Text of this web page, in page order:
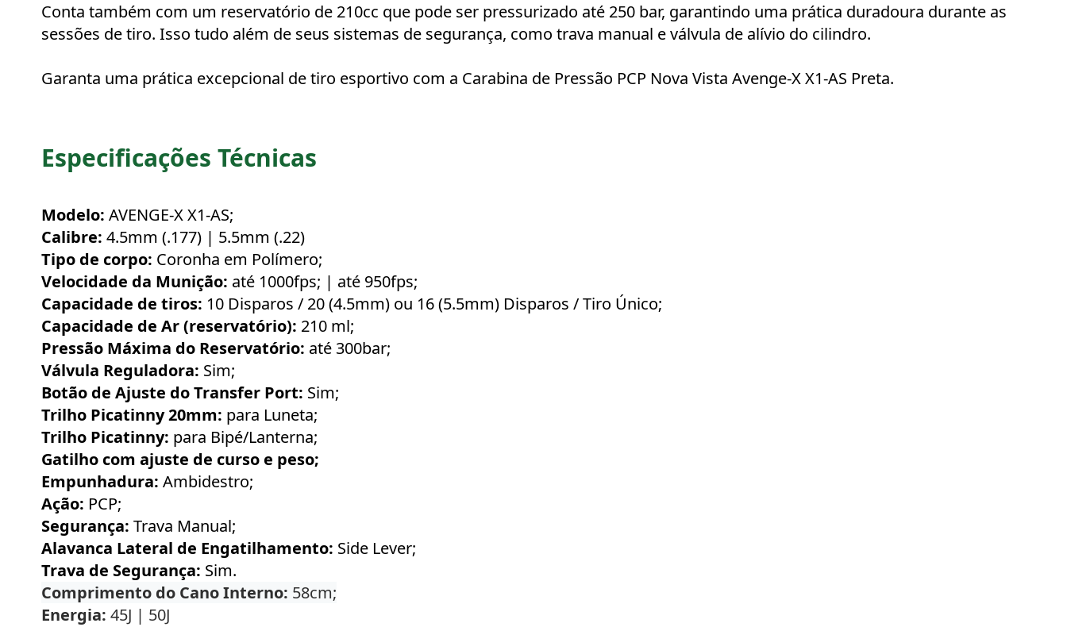
Conta também com um reservatório de 210cc que pode ser pressurizado até 250 bar, garantindo uma prática duradoura durante as
sessões de tiro. Isso tudo além de seus sistemas de segurança, como trava manual e válvula de alívio do cilindro.
Garanta uma prática excepcional de tiro esportivo com a Carabina de Pressão PCP Nova Vista Avenge-X X1-AS Preta.
Especificações Técnicas
Modelo: AVENGE-X X1-AS;
Calibre: 4.5mm (.177) | 5.5mm (.22)
Tipo de corpo: Coronha em Polímero;
Velocidade da Munição: até 1000fps; | até 950fps;
Capacidade de tiros: 10 Disparos / 20 (4.5mm) ou 16 (5.5mm) Disparos / Tiro Único;
Capacidade de Ar (reservatório): 210 ml;
Pressão Máxima do Reservatório: até 300bar;
Válvula Reguladora: Sim;
Botão de Ajuste do Transfer Port: Sim;
Trilho Picatinny 20mm: para Luneta;
Trilho Picatinny: para Bipé/Lanterna;
Gatilho com ajuste de curso e peso;
Empunhadura: Ambidestro;
Ação: PCP;
Segurança: Trava Manual;
Alavanca Lateral de Engatilhamento: Side Lever;
Trava de Segurança: Sim.
Comprimento do Cano Interno: 58cm;
Energia: 45J | 50J